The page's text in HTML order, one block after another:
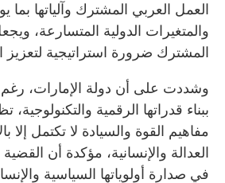
العمل العربي المشترك وآلياتها
والمتغيرات الدولية المتسارعة،
المشترك ضرورة استراتيجية لتعزيز
وشددت على أن دولة الإمارات، رغم
ببناء قدراتها الرقمية
مفاهيم القوة والسيادة لا تكتمل إلا
العدالة والإنسانية، مؤكدة أن
في صدارة أولوياتها السياسية